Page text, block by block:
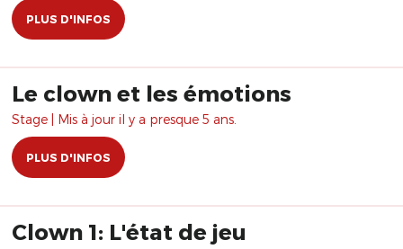
PLUS D'INFOS
Le clown et les émotions
Stage | Mis à jour il y a presque 5 ans.
PLUS D'INFOS
Clown 1: L'état de jeu